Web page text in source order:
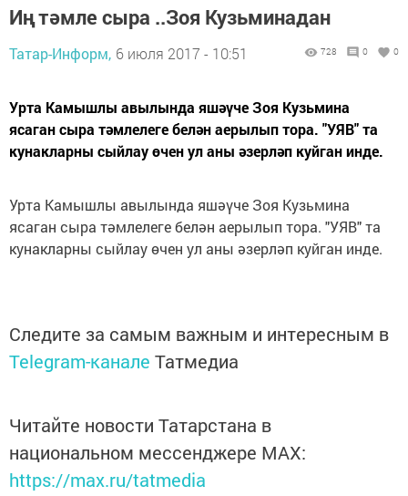
Иң тәмле сыра ..Зоя Кузьминадан
Татар-Информ, 6 июля 2017 - 10:51 728 0 0
Урта Камышлы авылында яшәүче Зоя Кузьмина
ясаган сыра тәмлелеге белән аерылып тора. "УЯВ" та
кунакларны сыйлау өчен ул аны әзерләп куйган инде.
Урта Камышлы авылында яшәүче Зоя Кузьмина
ясаган сыра тәмлелеге белән аерылып тора. "УЯВ" та
кунакларны сыйлау өчен ул аны әзерләп куйган инде.
Следите за самым важным и интересным в
Telegram-канале Татмедиа
Читайте новости Татарстана в
национальном мессенджере MАХ:
https://max.ru/tatmedia